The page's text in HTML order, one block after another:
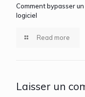
Comment bypasser
logiciel
Read more
Laisser un